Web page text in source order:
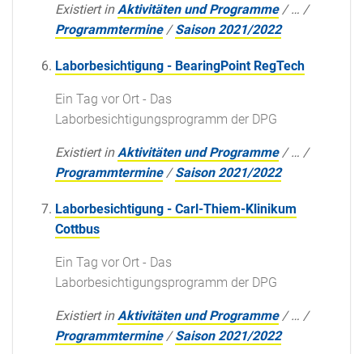
Existiert in Aktivitäten und Programme /… /
Programmtermine /Saison 2021/2022
Laborbesichtigung - BearingPoint RegTech
Ein Tag vor Ort - Das
Laborbesichtigungsprogramm der DPG
Existiert in Aktivitäten und Programme /… /
Programmtermine /Saison 2021/2022
Laborbesichtigung - Carl-Thiem-Klinikum
Cottbus
Ein Tag vor Ort - Das
Laborbesichtigungsprogramm der DPG
Existiert in Aktivitäten und Programme /… /
Programmtermine /Saison 2021/2022